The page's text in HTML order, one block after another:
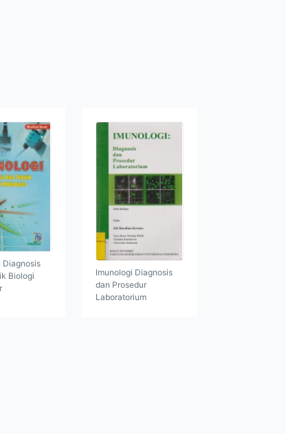
Diagnosis
Biologi
Imunologi Diagnosis
dan Prosedur
Laboratorium